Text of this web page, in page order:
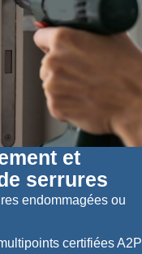
et
serrures
endommagées ou
certifiées A2P